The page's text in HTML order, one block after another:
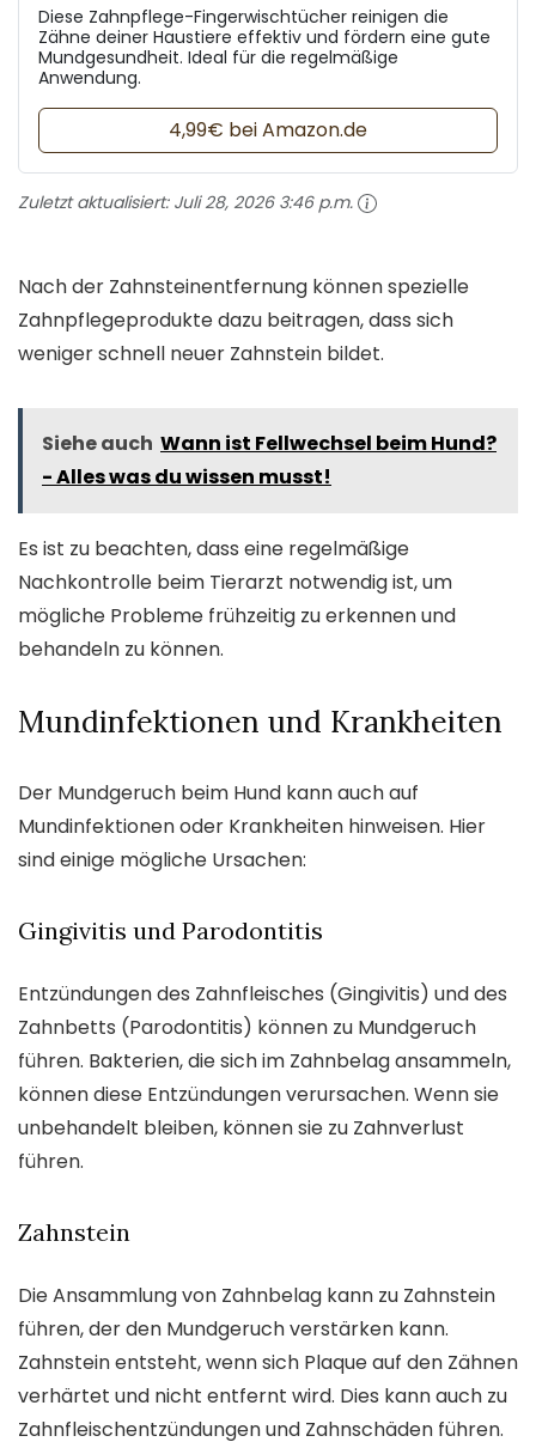
Diese Zahnpflege-Fingerwischtücher reinigen die
Zähne deiner Haustiere effektiv und fördern eine gute
Mundgesundheit. Ideal für die regelmäßige
Anwendung.
4,99€ bei Amazon.de
Zuletzt aktualisiert: Juli 28, 2026 3:46 p.m.
Nach der Zahnsteinentfernung können spezielle
Zahnpflegeprodukte dazu beitragen, dass sich
weniger schnell neuer Zahnstein bildet.
Siehe auch Wann ist Fellwechsel beim Hund?
- Alles was du wissen musst!
Es ist zu beachten, dass eine regelmäßige
Nachkontrolle beim Tierarzt notwendig ist, um
mögliche Probleme frühzeitig zu erkennen und
behandeln zu können.
Mundinfektionen und Krankheiten
Der Mundgeruch beim Hund kann auch auf
Mundinfektionen oder Krankheiten hinweisen. Hier
sind einige mögliche Ursachen:
Gingivitis und Parodontitis
Entzündungen des Zahnfleisches (Gingivitis) und des
Zahnbetts (Parodontitis) können zu Mundgeruch
führen. Bakterien, die sich im Zahnbelag ansammeln,
können diese Entzündungen verursachen. Wenn sie
unbehandelt bleiben, können sie zu Zahnverlust
führen.
Zahnstein
Die Ansammlung von Zahnbelag kann zu Zahnstein
führen, der den Mundgeruch verstärken kann.
Zahnstein entsteht, wenn sich Plaque auf den Zähnen
verhärtet und nicht entfernt wird. Dies kann auch zu
Zahnfleischentzündungen und Zahnschäden führen.